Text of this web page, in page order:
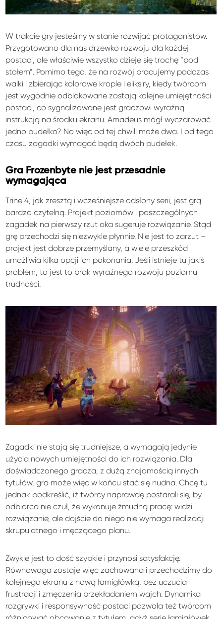
W trakcie gry jesteśmy w stanie rozwijać protagonistów.
Przygotowano dla nas drzewko rozwoju dla każdej
postaci, ale właściwie wszystko dzieje się trochę “pod
stołem”. Pomimo tego, że na rozwój pracujemy podczas
walki i zbierając kolorowe krople i eliksiry, kiedy twórcom
jest wygodnie odblokowane zostają kolejne umiejętności
postaci, co sygnalizowane jest graczowi wyraźną
instrukcją na środku ekranu. Amadeus mógł wyczarować
jedno pudełko? No więc od tej chwili może dwa. I od tego
czasu zagadki wymagać będą dwóch pudełek.
Gra Frozenbyte nie jest przesadnie
wymagająca
Trine 4, jak zresztą i wcześniejsze odsłony serii, jest grą
bardzo czytelną. Projekt poziomów i poszczególnych
zagadek na pierwszy rzut oka sugeruje rozwiązanie. Stąd
grę przechodzi się niezwykle płynnie. Nie jest to zarzut –
projekt jest dobrze przemyślany, a wiele przeszkód
umożliwia kilka opcji ich pokonania. Jeśli istnieje tu jakiś
problem, to jest to brak wyraźnego rozwoju poziomu
trudności.
Zagadki nie stają się trudniejsze, a wymagają jedynie
użycia nowych umiejętności do ich rozwiązania. Dla
doświadczonego gracza, z dużą znajomością innych
tytułów, gra może więc w końcu stać się nudna. Chcę tu
jednak podkreślić, iż twórcy naprawdę postarali się, by
odbiorca nie czuł, że wykonuje żmudną pracę: widzi
rozwiązanie, ale dojście do niego nie wymaga realizacji
skrupulatnego i męczącego planu.
Zwykle jest to dość szybkie i przynosi satysfakcję.
Równowaga zostaje więc zachowana i przechodzimy do
kolejnego ekranu z nową łamigłówką, bez uczucia
frustracji i zmęczenia przekładaniem wajch. Dynamika
rozgrywki i responsywność postaci pozwala też twórcom